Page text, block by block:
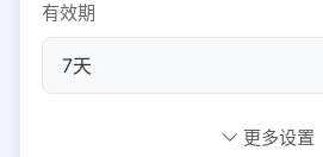
有效期
更多设置